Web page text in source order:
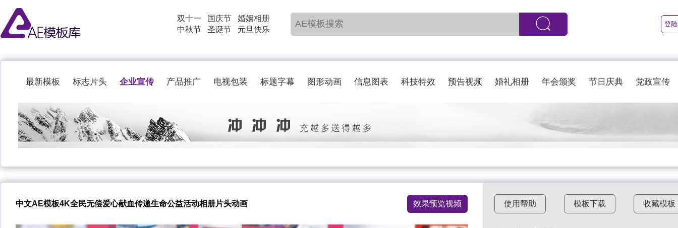
双十一
中秋节
国庆节
圣诞节
婚姻相册
元旦快乐
登
最新模板 标志片头 企业宣传 产品推广 电视包装 标题字幕 图形动画 信息图表 科技特效 预告视频 婚礼相册 年会颁奖 节日庆典 党政宣传
中文AE模板4K全民无偿爱心献血传递生命公益活动相册片头动画 效果预览视频 使用帮助 模板下载 收藏模板